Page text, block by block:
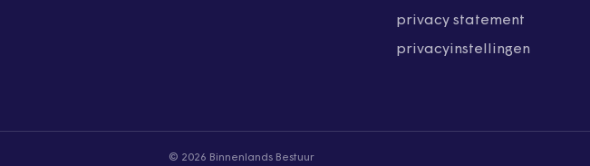
privacy statement
privacyinstellingen
© 2026 Binnenlands Bestuur